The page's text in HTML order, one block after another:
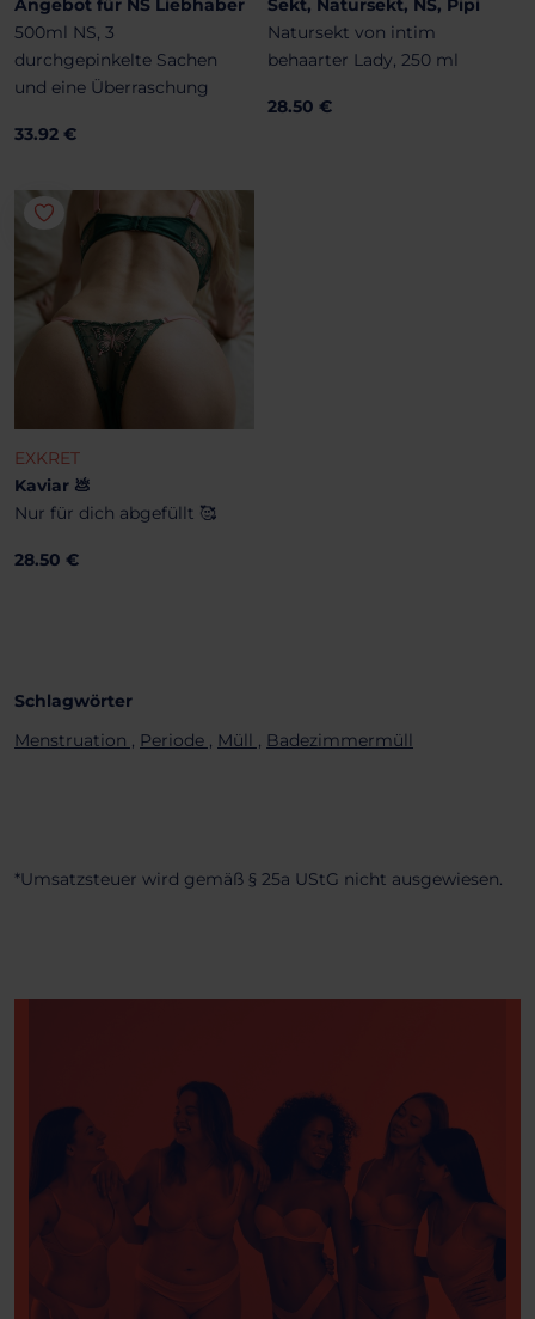
Angebot für NS Liebhaber
500ml NS, 3
durchgepinkelte Sachen
und eine Überraschung
33.92 €
Sekt, Natursekt, NS, Pipi
Natursekt von intim
behaarter Lady, 250 ml
28.50 €
EXKRET
Kaviar 💩
Nur für dich abgefüllt 🥰
28.50 €
Schlagwörter
Menstruation , Periode , Müll , Badezimmermüll
*Umsatzsteuer wird gemäß § 25a UStG nicht ausgewiesen.